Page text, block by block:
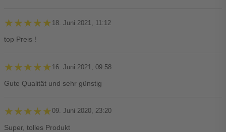
★★★★★
★★★★★ 18. Juni 2021, 11:12
top Preis !
★★★★★
★★★★★ 16. Juni 2021, 09:58
Gute Qualität und sehr günstig
★★★★★
★★★★★09. Juni 2020, 23:20
Super, tolles Produkt